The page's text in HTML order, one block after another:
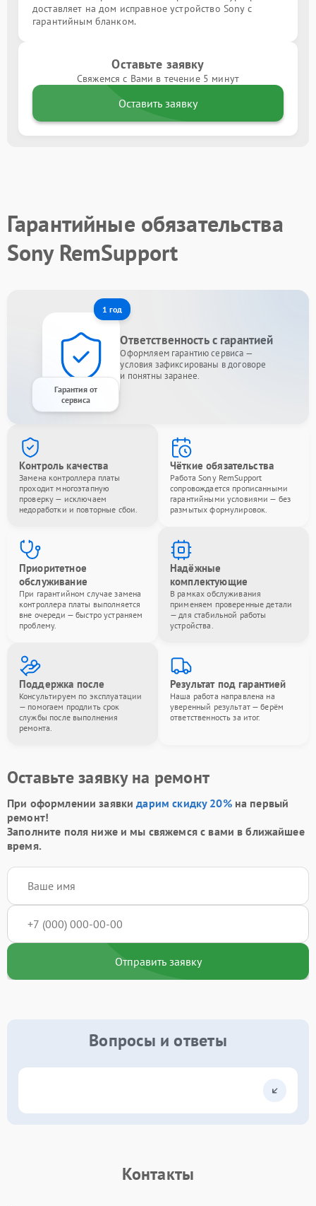
доставляет на дом исправное устройство Sony с
гарантийным бланком.
Оставьте заявку
Свяжемся с Вами в течение 5 минут
Оставить заявку
Гарантийные обязательства
Sony RemSupport
1 год
Гарантия от
сервиса
Ответственность с гарантией
Оформляем гарантию сервиса —
условия зафиксированы в договоре
и понятны заранее.
Контроль качества
Замена контроллера платы
проходит многоэтапную
проверку — исключаем
недоработки и повторные сбои.
Чёткие обязательства
Работа Sony RemSupport
сопровождается прописанными
гарантийными условиями — без
размытых формулировок.
Приоритетное
обслуживание
При гарантийном случае замена
контроллера платы выполняется
вне очереди — быстро устраняем
проблему.
Надёжные
комплектующие
В рамках обслуживания
применяем проверенные детали
— для стабильной работы
устройства.
Поддержка после
Консультируем по эксплуатации
— помогаем продлить срок
службы после выполнения
ремонта.
Результат под гарантией
Наша работа направлена на
уверенный результат — берём
ответственность за итог.
Оставьте заявку на ремонт
При оформлении заявкидарим скидку 20%на первый
ремонт!
Заполните поля ниже и мы свяжемся с вами в ближайшее
время.
Отправить заявку
Вопросы и ответы
Контакты